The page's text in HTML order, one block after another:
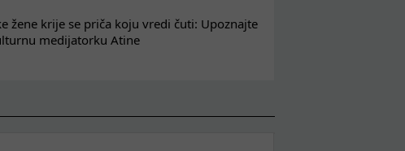
žene krije se priča koju vredi čuti: Upoznajte
medijatorku Atine